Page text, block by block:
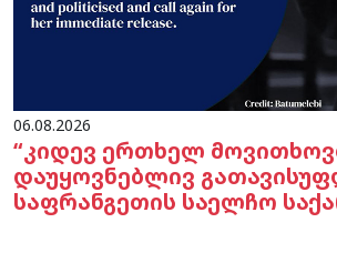
06.08.2026
“კიდევ ერთხელ
დაუყოვნებლივ
საფრანგეთის საელჩო